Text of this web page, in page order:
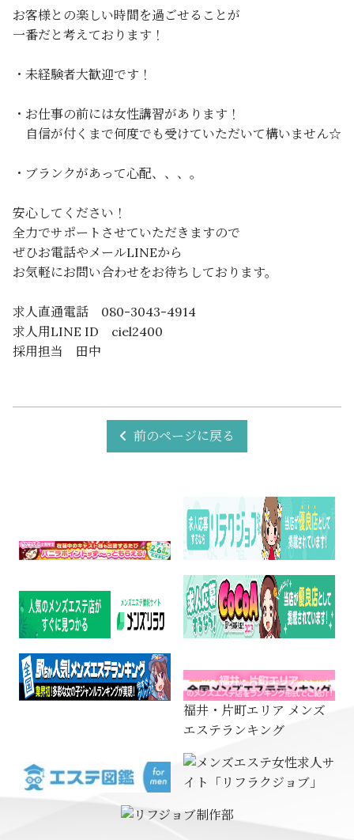
お客様との楽しい時間を過ごせることが
一番だと考えております！
・未経験者大歓迎です！
・お仕事の前には女性講習があります！
自信が付くまで何度でも受けていただいて構いません☆
・ブランクがあって心配、、、。
安心してください！
全力でサポートさせていただきますので
ぜひお電話やメールLINEから
お気軽にお問い合わせをお待ちしております。
求人直通電話 080-3043-4914
求人用LINE ID ciel2400
採用担当 田中
前のページに戻る
福井・片町エリア メンズ
エステランキング